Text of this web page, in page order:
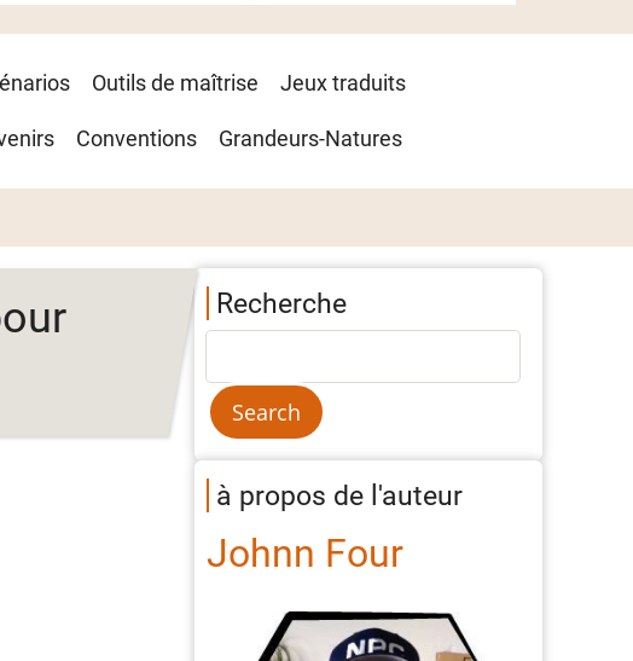
Outils de maîtrise Jeux traduits
Conventions Grandeurs-Natures
Recherche
à propos de l'auteur
Johnn Four